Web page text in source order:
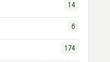
14
6
174